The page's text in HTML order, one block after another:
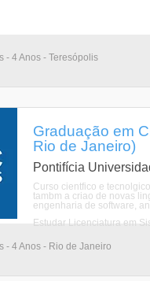
- 4 Anos - Teresópolis
Graduação em
Rio de Janeiro)
Pontifícia
Curso cientfico e
tambm a criao de novas
engenharia de software,
Estudar Licenciatura em
- 4 Anos - Rio de Janeiro